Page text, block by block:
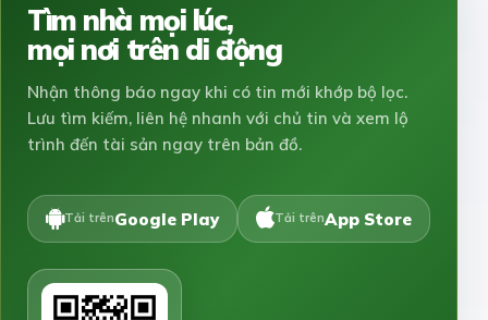
Tìm nhà mọi lúc,
mọi nơi trên di động
Nhận thông báo ngay khi có tin mới khớp bộ lọc.
Lưu tìm kiếm, liên hệ nhanh với chủ tin và xem lộ
trình đến tài sản ngay trên bản đồ.
Tải trênGoogle Play Tải trênApp Store